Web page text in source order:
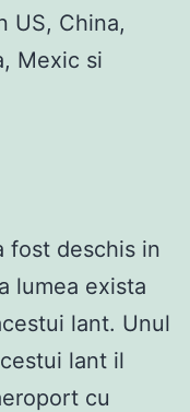
US, China,
Mexic si
fost deschis in
lumea exista
lant. Unul
lant il
cu